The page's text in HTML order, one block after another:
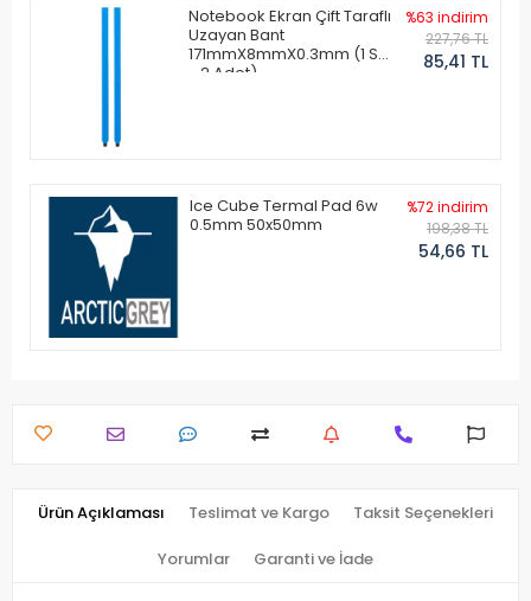
Notebook Ekran Çift Taraflı
Uzayan Bant
171mmX8mmX0.3mm (1 Set
- 2 Adet)
%63 indirim
227,76 TL
85,41 TL
Ice Cube Termal Pad 6w
0.5mm 50x50mm
%72 indirim
198,38 TL
54,66 TL
Ürün Açıklaması Teslimat ve Kargo Taksit Seçenekleri
Yorumlar Garanti ve İade